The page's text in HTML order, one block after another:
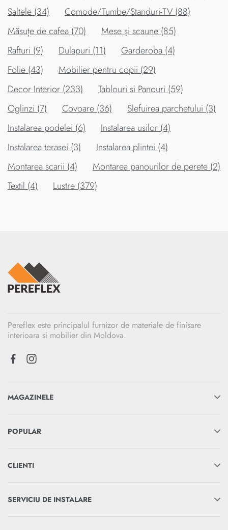
Saltele (34)
Comode/Tumbe/Standuri-TV (88)
Măsuțe de cafea (70)
Mese şi scaune (85)
Rafturi (9)
Dulapuri (11)
Garderoba (4)
Folie (43)
Mobilier pentru copii (29)
Decor Interior (233)
Tablouri si Panouri (59)
Oglinzi (7)
Covoare (36)
Slefuirea parchetului (3)
Instalarea podelei (6)
Instalarea usilor (4)
Instalarea terasei (3)
Instalarea plintei (4)
Montarea scarii (4)
Montarea panourilor de perete (2)
Textil (4)
Lustre (379)
Pereflex este principalul furnizor de materiale de finisare
interioara si mobilier din Moldova.
MAGAZINELE
POPULAR
CLIENTI
SERVICIU DE INSTALARE